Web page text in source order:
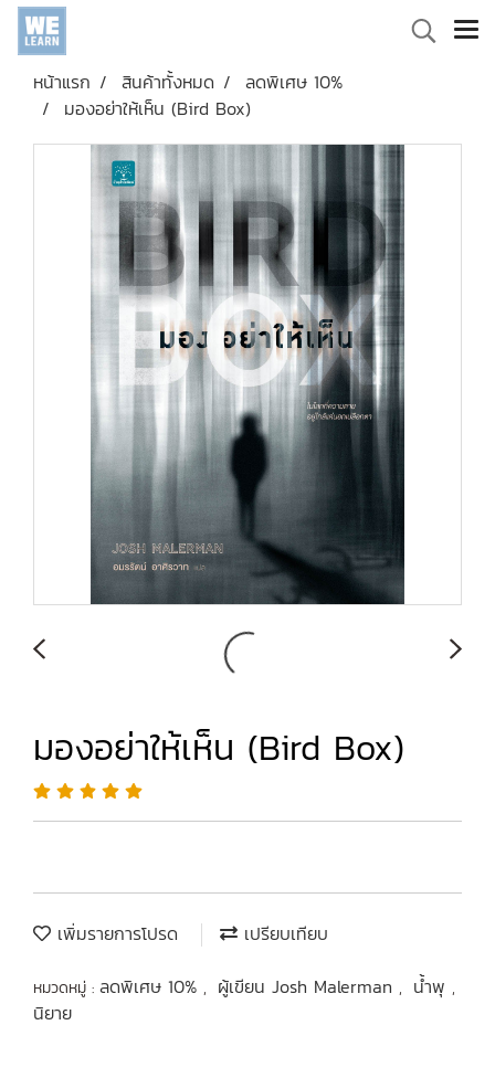
หน้าแรก สินค้าทั้งหมด
ลดพิเศษ 10%
มองอย่าให้เห็น (Bird Box)
มองอย่าให้เห็น (Bird Box)
เพิ่มรายการโปรด เปรียบเทียบ
หมวดหมู่ : ลดพิเศษ 10% , ผู้เขียน Josh Malerman , น้ำพุ ,
นิยาย